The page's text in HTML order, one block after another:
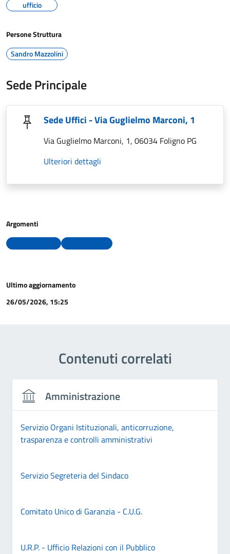
ufficio
Persone Struttura
Sandro Mazzolini
Sede Principale
Sede Uffici - Via Guglielmo Marconi, 1
Via Guglielmo Marconi, 1, 06034 Foligno PG
Ulteriori dettagli
Argomenti
Ultimo aggiornamento
26/05/2026, 15:25
Contenuti correlati
Amministrazione
Servizio Organi Istituzionali, anticorruzione,
trasparenza e controlli amministrativi
Servizio Segreteria del Sindaco
Comitato Unico di Garanzia - C.U.G.
U.R.P. - Ufficio Relazioni con il Pubblico